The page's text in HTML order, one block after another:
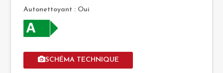
Autonettoyant : Oui
SCHÉMA TECHNIQUE